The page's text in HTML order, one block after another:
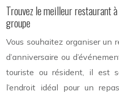
Trouvez le meilleur restaurant
groupe
Vous souhaitez organiser un
d’anniversaire ou
touriste ou résident, il est
l’endroit idéal pour un